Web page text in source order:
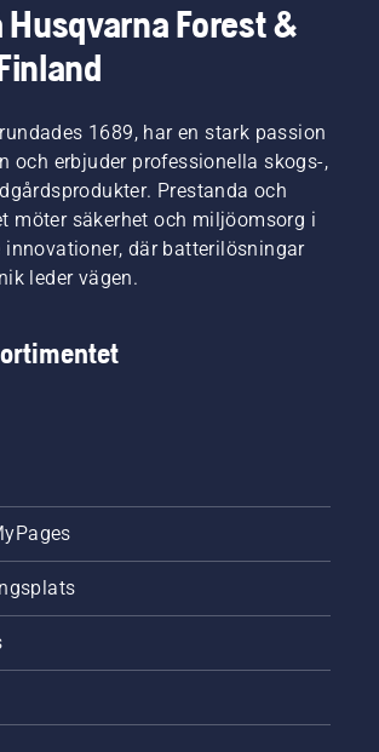
Husqvarna Forest &
1689, har en stark passion
och erbjuder professionella skogs-,
Prestanda och
möter säkerhet och miljöomsorg i
innovationer, där batterilösningar
leder vägen.